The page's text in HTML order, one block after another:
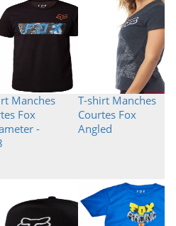
Manches
Fox
-
T-shirt Manches
Courtes Fox
Angled